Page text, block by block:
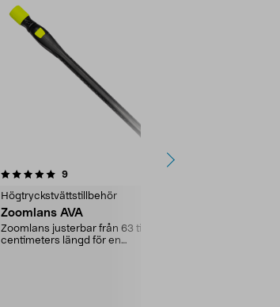
9recensioner
Högtryckstvättstillbehör
Zoomlans AVA
Zoomlans justerbar från 63 till 96
centimeters längd för en
4.0av 5 stjärnor